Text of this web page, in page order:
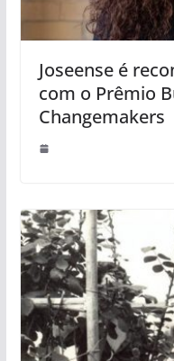
Joseense é
com o Prêmio
Changemakers